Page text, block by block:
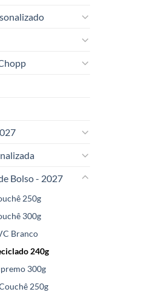
Bolso - 2027
250g
300g
Branco
240g
300g
250g